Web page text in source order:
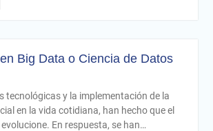
Big Data o Ciencia de Datos
tecnológicas y la implementación de la
en la vida cotidiana, han hecho que el
En respuesta, se han…